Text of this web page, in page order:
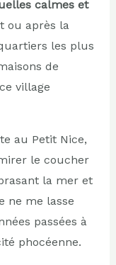
calmes et
ou après la
les plus
de
village
au Petit Nice,
le coucher
la mer et
ne me lasse
passées à
phocéenne.